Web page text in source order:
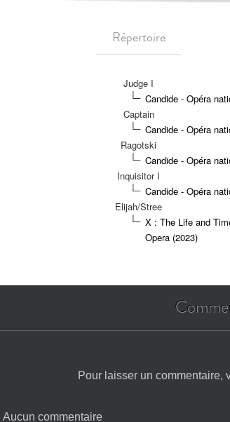
Répertoire
Judge I
Candide - Opéra
Captain
Candide - Opéra
Ragotski
Candide - Opéra
Inquisitor I
Candide - Opéra
Elijah/Stree
X : The Life and
Opera (2023)
Pour laisser un commentaire,
Aucun commentaire